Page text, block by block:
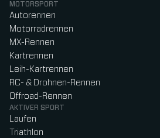
MOTORSPORT
Autorennen
Motorradrennen
MX-Rennen
Kartrennen
Leih-Kartrennen
RC- & Drohnen-Rennen
Offroad-Rennen
AKTIVER SPORT
Laufen
Triathlon